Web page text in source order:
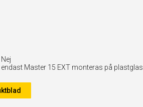
Nej
endast Master 15 EXT monteras på plastglas.